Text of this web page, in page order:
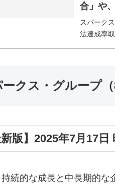
合」や
スパーク
法達成率
クス・グループ
新版】2025年7月17日
続的な成長と中長期的